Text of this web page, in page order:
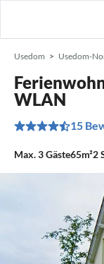
Usedom Usedom-
WLAN
15
Max.3Gäste65m²2